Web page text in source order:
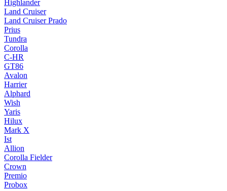
Highlander
Land Cruiser
Land Cruiser Prado
Prius
Tundra
Corolla
C-HR
GT86
Avalon
Harrier
Alphard
Wish
Yaris
Hilux
Mark X
Ist
Allion
Corolla Fielder
Crown
Premio
Probox